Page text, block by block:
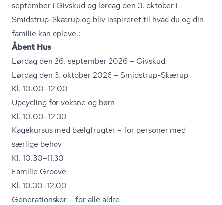
september i Givskud og lørdag den 3. oktober i
Smidstrup-Skærup og bliv inspireret til hvad du og din
familie kan opleve.:
Åbent Hus
Lørdag den 26. september 2026 – Givskud
Lørdag den 3. oktober 2026 – Smidstrup-Skærup
Kl. 10.00–12.00
Upcycling for voksne og børn
Kl. 10.00–12.30
Kagekursus med bælgfrugter – for personer med
særlige behov
Kl. 10.30–11.30
Familie Groove
Kl. 10.30–12.00
Generationskor – for alle aldre